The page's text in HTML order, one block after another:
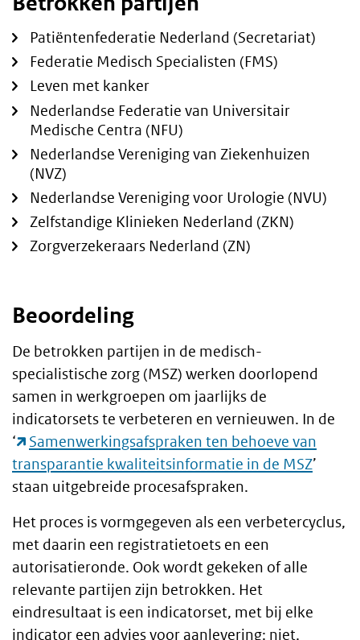
Patiëntenfederatie Nederland (Secretariat)
Federatie Medisch Specialisten (FMS)
Leven met kanker
Nederlandse Federatie van Universitair
Medische Centra (NFU)
Nederlandse Vereniging van Ziekenhuizen
(NVZ)
Nederlandse Vereniging voor Urologie (NVU)
Zelfstandige Klinieken Nederland (ZKN)
Zorgverzekeraars Nederland (ZN)
Beoordeling
De betrokken partijen in de medisch-
specialistische zorg (MSZ) werken doorlopend
samen in werkgroepen om jaarlijks de
indicatorsets te verbeteren en vernieuwen. In de
‘
Samenwerkingsafspraken ten behoeve van
transparantie kwaliteitsinformatie in de MSZ’
staan uitgebreide procesafspraken.
Het proces is vormgegeven als een verbetercyclus,
met daarin een registratietoets en een
autorisatieronde. Ook wordt gekeken of alle
relevante partijen zijn betrokken. Het
eindresultaat is een indicatorset, met bij elke
indicator een advies voor aanlevering: niet,